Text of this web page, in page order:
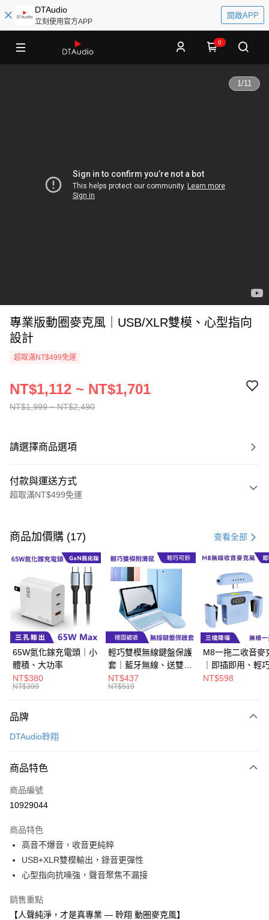
DTAudio
立刻使用官方APP
開啟APP
0
1/11
專業版動圈麥克風｜USB/XLR雙模、心型指向
設計
超取滿NT$499免運
NT$1,999 ~ NT$2,490
NT$1,112 ~ NT$1,701
請選擇商品選項
付款與運送方式
超取滿NT$499免運
信用卡一次付款
超商取貨付款
LINE Pay
街口支付
悠遊付
Google Pay
ATM付款
運送方式
全家取貨付款
每筆NT$60，滿NT$499(含以上)免運費
每筆NT$60，滿NT$598(含以上)免運費
付款後萊爾富取貨
每筆NT$60，滿NT$598(含以上)免運費
7-11取貨付款
每筆NT$60，滿NT$598(含以上)免運費
商品加價購 (17) 查看全部
65W氮化鎵充電頭｜小
體積、大功率
NT$380
NT$399
輕巧雙模無線鍵盤保護
套｜藍牙無線、送雙模
滑鼠
NT$437
NT$519
M8一拖二收音麥
｜即插即用、輕
帶
NT$598
品牌
DTAudio聆翔
商品特色
商品編號
10929044
商品特色
高音不爆音，收音更純粹
USB+XLR雙模輸出，錄音更彈性
心型指向抗噪強，聲音聚焦不漏接
銷售重點
【人聲純淨，才是真專業 — 聆翔 動圈麥克風】